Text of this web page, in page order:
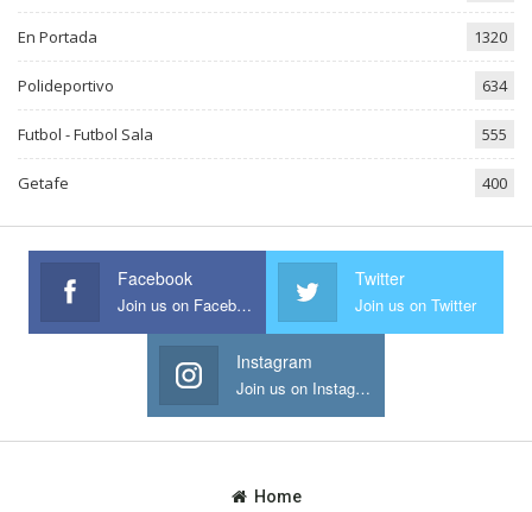
En Portada 1320
Polideportivo 634
Futbol - Futbol Sala 555
Getafe 400
Facebook
Join us on Facebook
Twitter
Join us on Twitter
Instagram
Join us on Instagram
Home